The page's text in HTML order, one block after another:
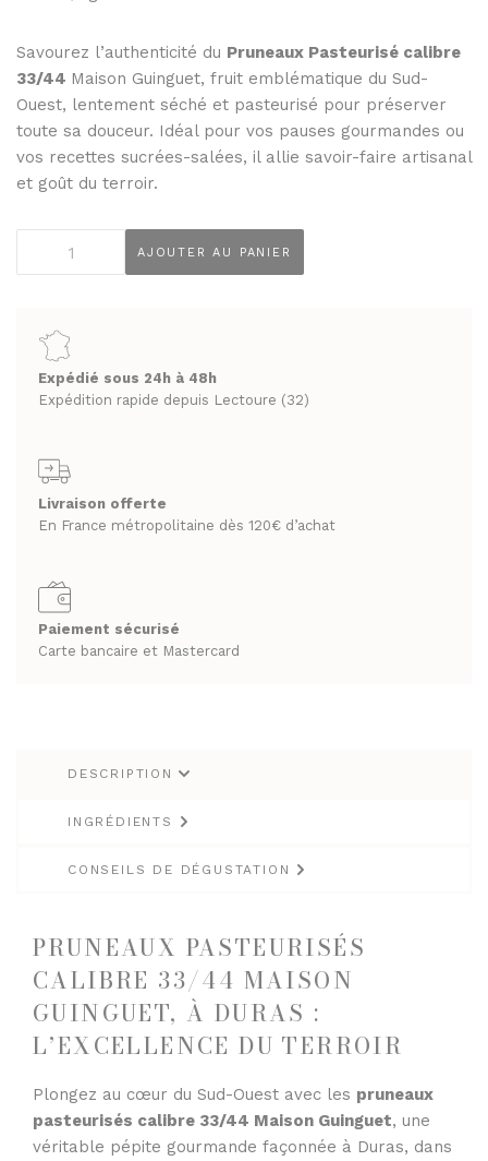
MIELS
PRUNEAUX
THÉS ET INFUSIONS
PANIERS GOURMANDS
ENTRE 20€ ET 50€
FROMAGERIE
À commander et retirer en boutique
APÉRITIFS
SPIRITUEUX & CHAMPAGNES
CHAMPAGNES
RHUMS ET GINS
VINS ROUGES
PANIERS GOURMANDS
ENTRE 20€ ET 50€
PLUS DE 50€
FROMAGERIE
À commander et retirer en boutique
APÉRITIFS
SPIRITUEUX & CHAMPAGNES
CHAMPAGNES
RHUMS ET GINS
LES VINS
VINS BLANCS MOELLEUX
Savourez l’authenticité du Pruneaux Pasteurisé calibre
33/44 Maison Guinguet, fruit emblématique du Sud-
Ouest, lentement séché et pasteurisé pour préserver
toute sa douceur. Idéal pour vos pauses gourmandes ou
vos recettes sucrées-salées, il allie savoir-faire artisanal
et goût du terroir.
calibre
33/44
Maison
AJOUTER AU PANIER
Expédié sous 24h à 48h
Expédition rapide depuis Lectoure (32)
Livraison offerte
En France métropolitaine dès 120€ d’achat
Paiement sécurisé
Carte bancaire et Mastercard
DESCRIPTION
INGRÉDIENTS
CONSEILS DE DÉGUSTATION
PRUNEAUX PASTEURISÉS
CALIBRE 33/44 MAISON
GUINGUET, À DURAS :
L’EXCELLENCE DU TERROIR
Plongez au cœur du Sud-Ouest avec les pruneaux
pasteurisés calibre 33/44 Maison Guinguet, une
véritable pépite gourmande façonnée à Duras, dans